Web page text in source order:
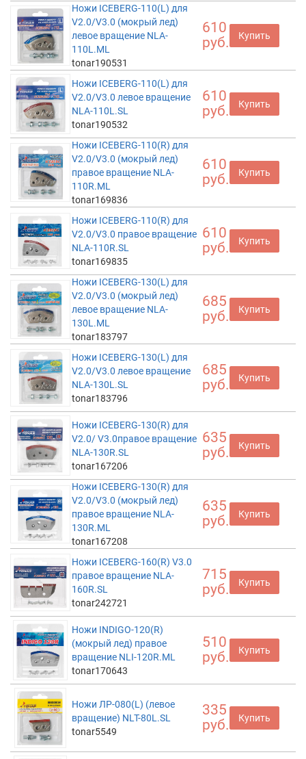
Ножи ICEBERG-110(L) для
V2.0/V3.0 (мокрый лед)
левое вращение NLA-
110L.ML
tonar190531
610
руб.
Купить
Ножи ICEBERG-110(L) для
V2.0/V3.0 левое вращение
NLA-110L.SL
tonar190532
610
руб.
Купить
Ножи ICEBERG-110(R) для
V2.0/V3.0 (мокрый лед)
правое вращение NLA-
110R.ML
tonar169836
610
руб.
Купить
Ножи ICEBERG-110(R) для
V2.0/V3.0 правое вращение
NLA-110R.SL
tonar169835
610
руб.
Купить
Ножи ICEBERG-130(L) для
V2.0/V3.0 (мокрый лед)
левое вращение NLA-
130L.ML
tonar183797
685
руб.
Купить
Ножи ICEBERG-130(L) для
V2.0/V3.0 левое вращение
NLA-130L.SL
tonar183796
685
руб.
Купить
Ножи ICEBERG-130(R) для
V2.0/ V3.0правое вращение
NLA-130R.SL
tonar167206
635
руб.
Купить
Ножи ICEBERG-130(R) для
V2.0/V3.0 (мокрый лед)
правое вращение NLA-
130R.ML
tonar167208
635
руб.
Купить
Ножи ICEBERG-160(R) V3.0
правое вращение NLA-
160R.SL
tonar242721
715
руб.
Купить
Ножи INDIGO-120(R)
(мокрый лед) правое
вращение NLI-120R.ML
tonar170643
510
руб.
Купить
Ножи ЛР-080(L) (левое
вращение) NLT-80L.SL
tonar5549
335
руб.
Купить